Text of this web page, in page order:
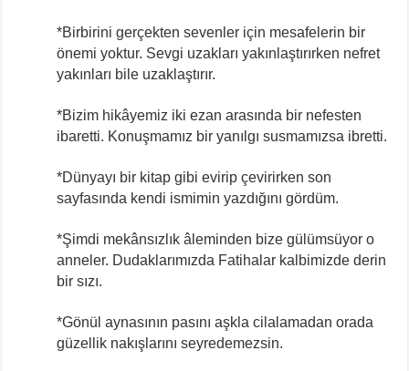
*Birbirini gerçekten sevenler için mesafelerin bir
önemi yoktur. Sevgi uzakları yakınlaştırırken nefret
yakınları bile uzaklaştırır.
*Bizim hikâyemiz iki ezan arasında bir nefesten
ibaretti. Konuşmamız bir yanılgı susmamızsa ibretti.
*Dünyayı bir kitap gibi evirip çevirirken son
sayfasında kendi ismimin yazdığını gördüm.
*Şimdi mekânsızlık âleminden bize gülümsüyor o
anneler. Dudaklarımızda Fatihalar kalbimizde derin
bir sızı.
*Gönül aynasının pasını aşkla cilalamadan orada
güzellik nakışlarını seyredemezsin.